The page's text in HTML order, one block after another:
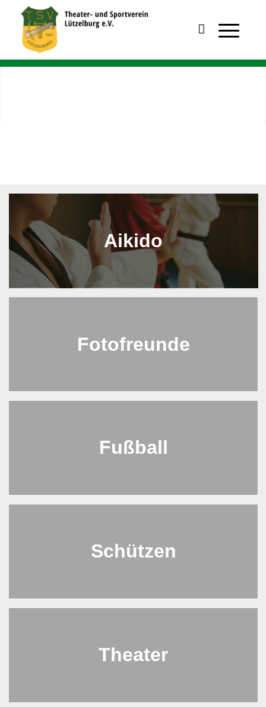
Aikido
Fotofreunde
Fußball
Schützen
Theater